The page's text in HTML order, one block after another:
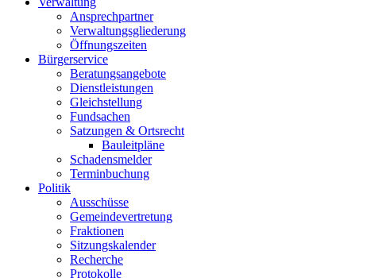
Ansprechpartner
Verwaltungsgliederung
Öffnungszeiten
Bürgerservice
Beratungsangebote
Dienstleistungen
Gleichstellung
Fundsachen
Satzungen & Ortsrecht
Bauleitpläne
Schadensmelder
Terminbuchung
Politik
Ausschüsse
Gemeindevertretung
Fraktionen
Sitzungskalender
Recherche
Protokolle